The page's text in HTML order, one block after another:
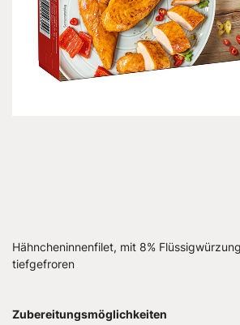
Hähncheninnenfilet, mit 8%
tiefgefroren
Zubereitungsmöglichkeiten